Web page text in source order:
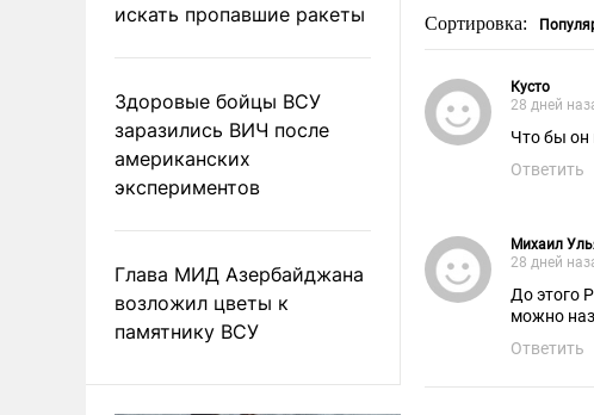
искать пропавшие ракеты
Здоровые бойцы ВСУ
заразились ВИЧ после
американских
экспериментов
Глава МИД Азербайджана
возложил цветы к
памятнику ВСУ
Сортировка:
Кусто
28 дней
Ответить
Михаил
28 дней
До этого
Ответить